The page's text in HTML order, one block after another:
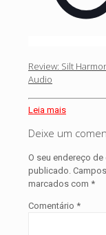
Review: Silt
Audio
Leia mais
Deixe um
O seu endereço de
publicado.
marcados com *
Comentário *